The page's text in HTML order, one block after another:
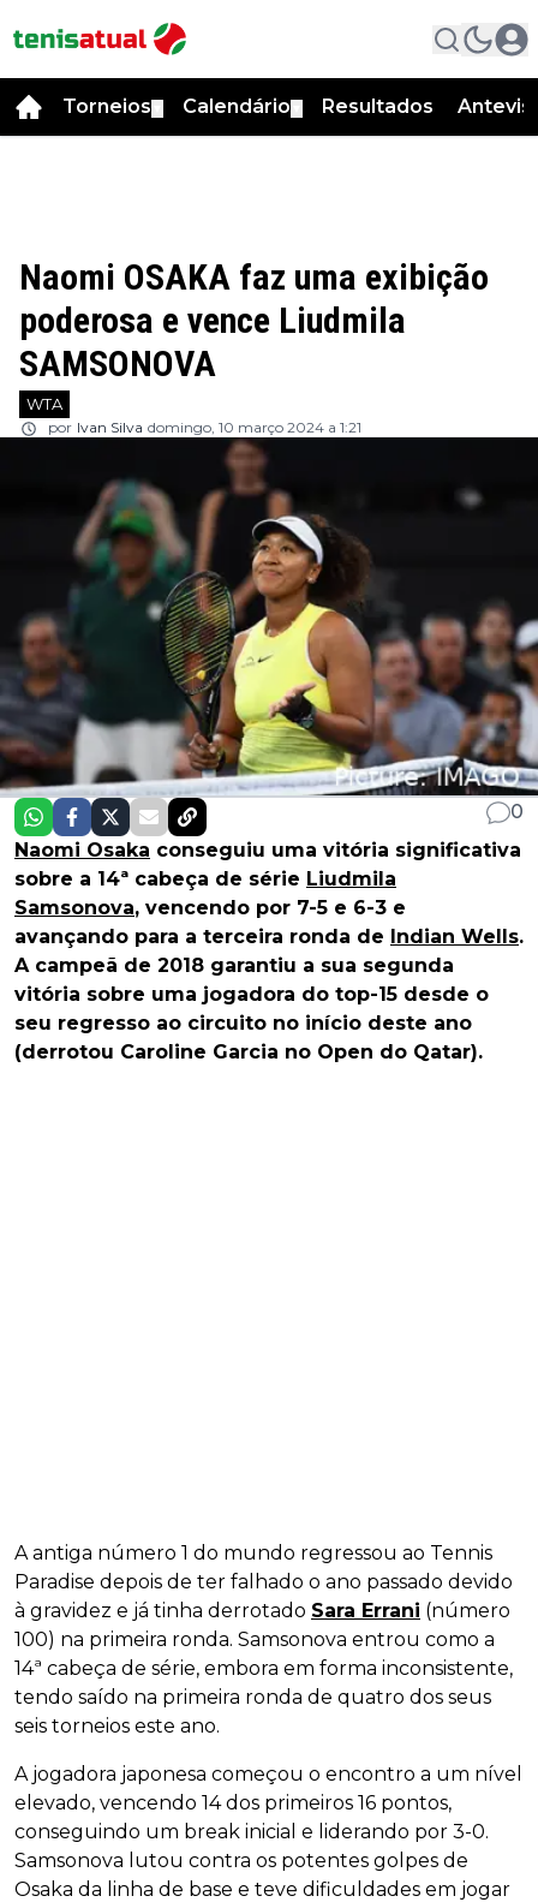
Torneios Calendário Resultados
Naomi OSAKA faz uma exibição
poderosa e vence Liudmila
SAMSONOVA
WTA
por Ivan Silva domingo, 10 março 2024 a 1:21
0
Naomi Osaka conseguiu uma vitória significativa
sobre a 14ª cabeça de série Liudmila
Samsonova, vencendo por 7-5 e 6-3 e
avançando para a terceira ronda de Indian Wells.
A campeã de 2018 garantiu a sua segunda
vitória sobre uma jogadora do top-15 desde o
seu regresso ao circuito no início deste ano
(derrotou Caroline Garcia no Open do Qatar).
A antiga número 1 do mundo regressou ao Tennis
Paradise depois de ter falhado o ano passado devido
à gravidez e já tinha derrotado Sara Errani (número
100) na primeira ronda. Samsonova entrou como a
14ª cabeça de série, embora em forma inconsistente,
tendo saído na primeira ronda de quatro dos seus
seis torneios este ano.
A jogadora japonesa começou o encontro a um nível
elevado, vencendo 14 dos primeiros 16 pontos,
conseguindo um break inicial e liderando por 3-0.
Samsonova lutou contra os potentes golpes de
Osaka da linha de base e teve dificuldades em jogar